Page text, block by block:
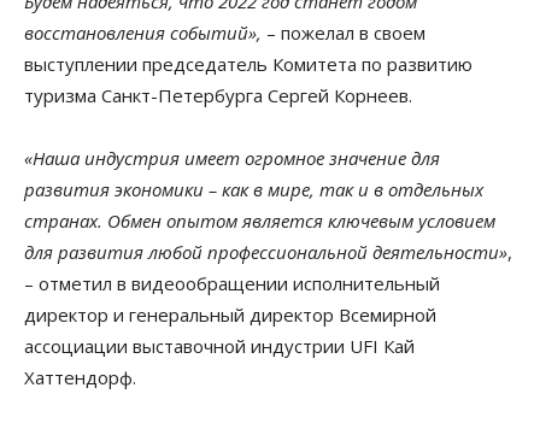
восстановления событий», – пожелал в своем
выступлении председатель Комитета по развитию
туризма Санкт-Петербурга Сергей Корнеев.
«Наша индустрия имеет огромное значение для
развития экономики – как в мире, так и в отдельных
странах. Обмен опытом является ключевым условием
для развития любой профессиональной деятельности»,
– отметил в видеообращении исполнительный
директор и генеральный директор Всемирной
ассоциации выставочной индустрии UFI Кай
Хаттендорф.